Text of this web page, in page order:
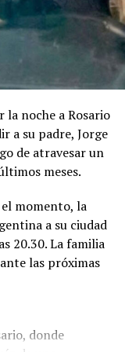
es que las
de inteligencia
auxiliar en
o
de
En todos
de creación
artificial para
o la
la noche a Rosario
a su padre, Jorge
de atravesar un
meses.
momento, la
a su ciudad
20.30. La familia
las próximas
donde